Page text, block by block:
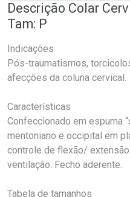
Descrição Colar
Tam: P
Indicações
Pós-traumatismos,
afecções da coluna cervical.
Características
Confeccionado em espuma
mentoniano e occipital em
controle de flexão/
ventilação. Fecho aderente.
Tabela de tamanhos